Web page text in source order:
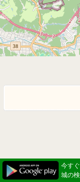
今す
城の